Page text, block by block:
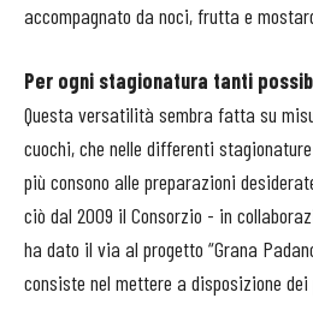
accompagnato da noci, frutta e
Per ogni stagionatura tanti
Questa versatilità sembra fatta su
cuochi, che nelle differenti
più consono alle preparazioni
ciò dal 2009 il Consorzio - in
ha dato il via al progetto “Grana
consiste nel mettere a disposizione